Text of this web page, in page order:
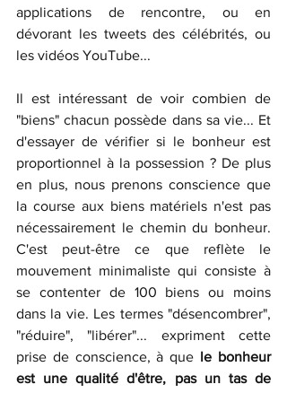
applications de rencontre, ou en
dévorant les tweets des célébrités, ou
les vidéos YouTube...
Il est intéressant de voir combien de
"biens" chacun possède dans sa vie... Et
d'essayer de vérifier si le bonheur est
proportionnel à la possession ? De plus
en plus, nous prenons conscience que
la course aux biens matériels n'est pas
nécessairement le chemin du bonheur.
C'est peut-être ce que reflète le
mouvement minimaliste qui consiste à
se contenter de 100 biens ou moins
dans la vie. Les termes "désencombrer",
"réduire", "libérer"... expriment cette
prise de conscience, à que le bonheur
est une qualité d'être, pas un tas de